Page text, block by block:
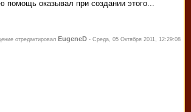
помощь оказывал при создании этого...
отредактировал EugeneD - Среда, 05 Октября 2011, 12:29:08